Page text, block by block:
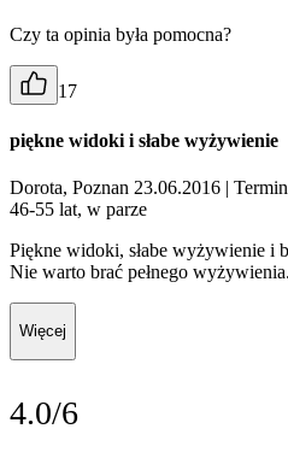
Czy ta opinia była pomocna?
17
piękne widoki i słabe wyżywienie
Dorota, Poznan 23.06.2016 |
46-55 lat, w parze
Piękne widoki, słabe wyżywienie i
Nie warto brać pełnego wyżywienia.
Więcej
4.0/6